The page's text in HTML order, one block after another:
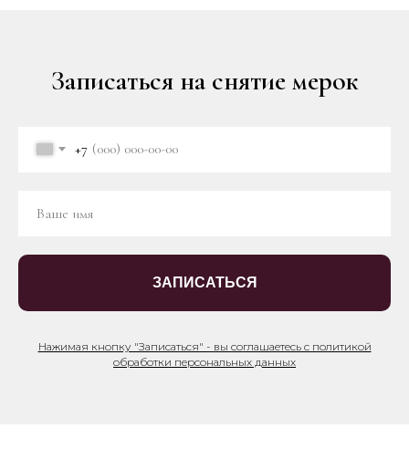
Записаться на снятие мерок
+7
ЗАПИСАТЬСЯ
Нажимая кнопку "Записаться" - вы соглашаетесь с политикой
обработки персональных данных